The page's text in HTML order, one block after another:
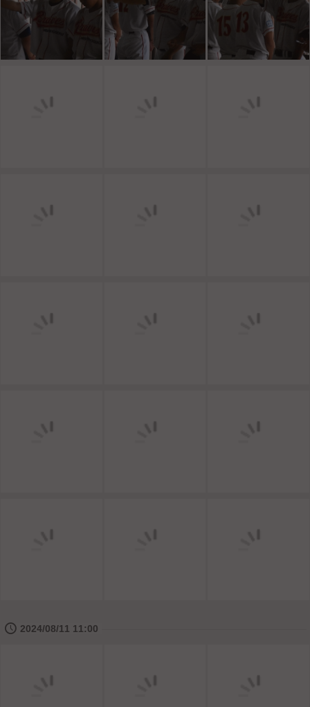
🕔 2024/08/11 11:00